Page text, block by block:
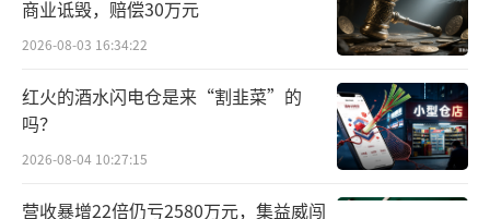
商业诋毁，赔偿30万元
2026-08-03 16:34:22
红火的酒水闪电仓是来“割韭菜”的
吗？
2026-08-04 10:27:15
营收暴增22倍仍亏2580万元，集益威闯